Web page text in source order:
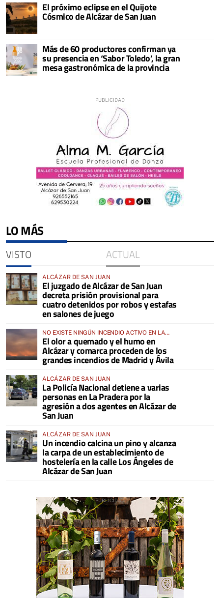
El próximo eclipse en el Quijote
Cósmico de Alcázar de San Juan
Más de 60 productores confirman ya
su presencia en ‘Sabor Toledo’, la gran
mesa gastronómica de la provincia
LO MÁS
VISTO ACTUAL
ALCÁZAR DE SAN JUAN
El juzgado de Alcázar de San Juan
decreta prisión provisional para
cuatro detenidos por robos y estafas
en salones de juego
NO EXISTE NINGÚN INCENDIO ACTIVO EN LA
COMARCA
El olor a quemado y el humo en
Alcázar y comarca proceden de los
grandes incendios de Madrid y Ávila
ALCÁZAR DE SAN JUAN
La Policía Nacional detiene a varias
personas en La Pradera por la
agresión a dos agentes en Alcázar de
San Juan
ALCÁZAR DE SAN JUAN
Un incendio calcina un pino y alcanza
la carpa de un establecimiento de
hostelería en la calle Los Ángeles de
Alcázar de San Juan